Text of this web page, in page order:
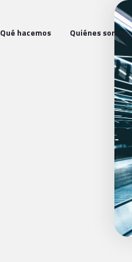
Qué hacemos Quiénes somos